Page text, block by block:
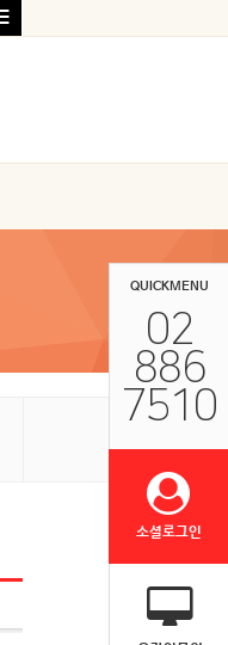
QUICKMENU
02
886
7510
소셜로그인